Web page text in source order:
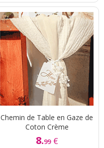
Chemin de Table en Gaze de
Coton Crème
8.99 €